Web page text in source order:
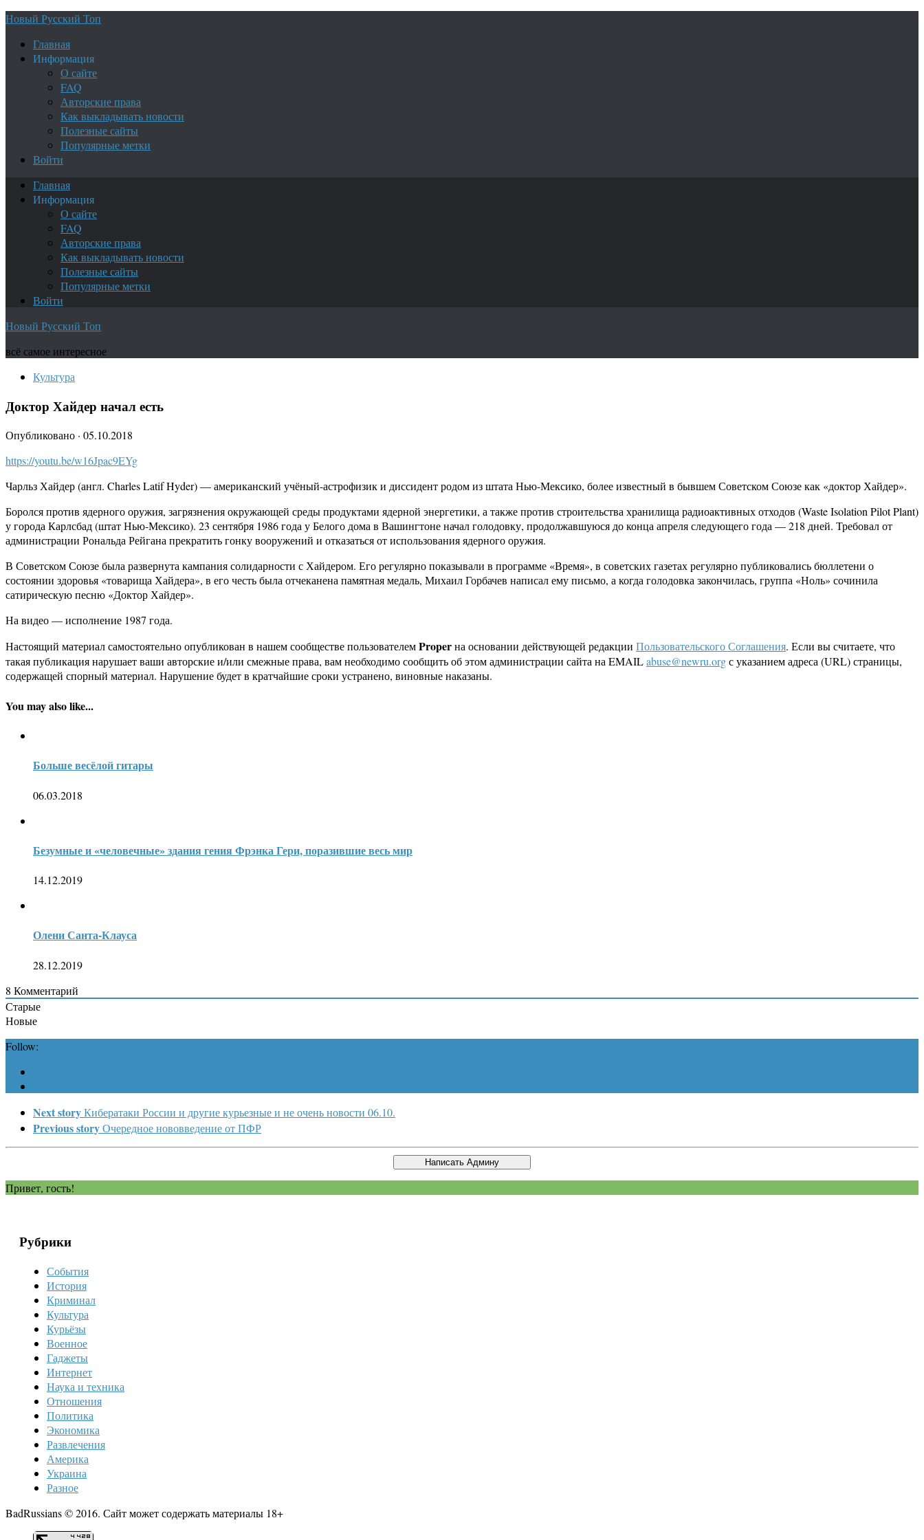
Новый Русский Топ
Главная
Информация
О сайте
FAQ
Авторские права
Как выкладывать новости
Полезные сайты
Популярные метки
Войти
Главная
Информация
О сайте
FAQ
Авторские права
Как выкладывать новости
Полезные сайты
Популярные метки
Войти
Новый Русский Топ
всё самое интересное
Культура
Доктор Хайдер начал есть
Опубликовано · 05.10.2018
https://youtu.be/w16Jpac9EYg
Чарльз Хайдер (англ. Charles Latif Hyder) — американский учёный-астрофизик и диссидент родом из штата Нью-Мексико, более известный в бывшем Советском Союзе как «доктор Хайдер».
Боролся против ядерного оружия, загрязнения окружающей среды продуктами ядерной энергетики, а также против строительства хранилища радиоактивных отходов (Waste Isolation Pilot Plant)
у города Карлсбад (штат Нью-Мексико). 23 сентября 1986 года у Белого дома в Вашингтоне начал голодовку, продолжавшуюся до конца апреля следующего года — 218 дней. Требовал от
администрации Рональда Рейгана прекратить гонку вооружений и отказаться от использования ядерного оружия.
В Советском Союзе была развернута кампания солидарности с Хайдером. Его регулярно показывали в программе «Время», в советских газетах регулярно публиковались бюллетени о
состоянии здоровья «товарища Хайдера», в его честь была отчеканена памятная медаль, Михаил Горбачев написал ему письмо, а когда голодовка закончилась, группа «Ноль» сочинила
сатирическую песню «Доктор Хайдер».
На видео — исполнение 1987 года.
Настоящий материал самостоятельно опубликован в нашем сообществе пользователемProperна основании действующей редакции Пользовательского Соглашения. Если вы считаете, что
такая публикация нарушает ваши авторские и/или смежные права, вам необходимо сообщить об этом администрации сайта на EMAILabuse@newru.orgс указанием адреса (URL) страницы,
содержащей спорный материал. Нарушение будет в кратчайшие сроки устранено, виновные наказаны.
You may also like...
Больше весёлой гитары
06.03.2018
Безумные и «человечные» здания гения Фрэнка Гери, поразившие весь мир
14.12.2019
Олени Санта-Клауса
28.12.2019
8 Комментарий
Старые
Новые
Follow:
Next storyКибератаки России и другие курьезные и не очень новости 06.10.
Previous storyОчередное нововведение от ПФР
Привет, гость!
Рубрики
События
История
Криминал
Культура
Курьёзы
Военное
Гаджеты
Интернет
Наука и техника
Отношения
Политика
Экономика
Развлечения
Америка
Украина
Разное
BadRussians © 2016. Сайт может содержать материалы 18+